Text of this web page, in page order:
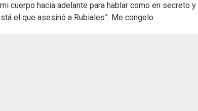
cuerpo hacia adelante para hablar como en secreto y
el que asesinó a Rubiales”. Me congelo.